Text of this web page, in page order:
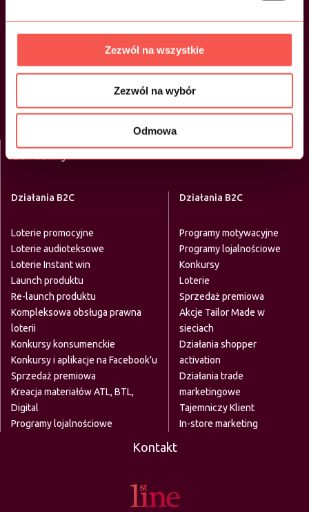
Zezwól na wszystkie
Zezwól na wybór
Odmowa
Menu
O nas
Kontakt
Co robimy
Działania B2C
Loterie promocyjne
Loterie audioteksowe
Loterie Instant win
Launch produktu
Re-launch produktu
Kompleksowa obsługa prawna
loterii
Konkursy konsumenckie
Konkursy i aplikacje na Facebook’u
Sprzedaż premiowa
Kreacja materiałów ATL, BTL,
Digital
Programy lojalnościowe
Działania B2C
Programy motywacyjne
Programy lojalnościowe
Konkursy
Loterie
Sprzedaż premiowa
Akcje Tailor Made w
sieciach
Działania shopper
activation
Działania trade
marketingowe
Tajemniczy Klient
In-store marketing
Kontakt